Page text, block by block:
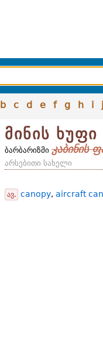
b c d e f g h i j
მინის ხუფი
ბარბარიზმი კაბინის
არსებითი სახელი
ავ. canopy, aircraft